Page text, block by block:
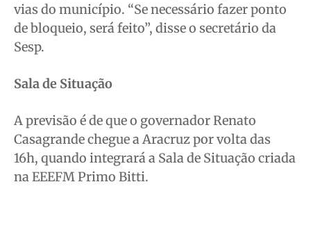
vias do município. “Se necessário fazer ponto
de bloqueio, será feito”, disse o secretário da
Sesp.
Sala de Situação
A previsão é de que o governador Renato
Casagrande chegue a Aracruz por volta das
16h, quando integrará a Sala de Situação criada
na EEEFM Primo Bitti.